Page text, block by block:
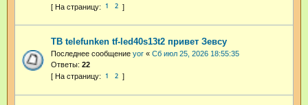
1 2
ТВ telefunken tf-led40s13t2 привет Зевсу
Последнее сообщение yor « Сб июл 25, 2026 18:55:35
Ответы: 22
1 2